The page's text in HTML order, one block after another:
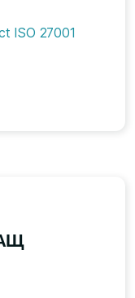
ISO 27001